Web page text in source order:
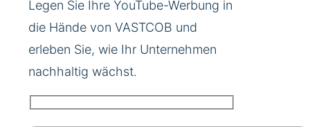
Legen Sie Ihre YouTube-Werbung in
die Hände von VASTCOB und
erleben Sie, wie Ihr Unternehmen
nachhaltig wächst.